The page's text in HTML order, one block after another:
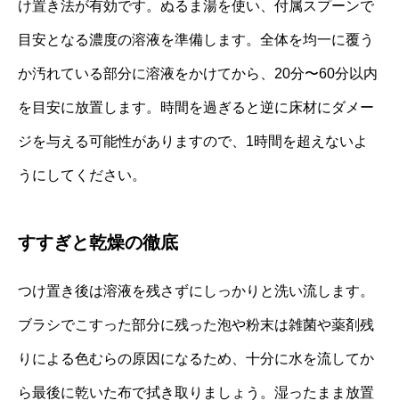
け置き法が有効です。ぬるま湯を使い、付属スプーンで
目安となる濃度の溶液を準備します。全体を均一に覆う
か汚れている部分に溶液をかけてから、20分〜60分以内
を目安に放置します。時間を過ぎると逆に床材にダメー
ジを与える可能性がありますので、1時間を超えないよ
うにしてください。
すすぎと乾燥の徹底
つけ置き後は溶液を残さずにしっかりと洗い流します。
ブラシでこすった部分に残った泡や粉末は雑菌や薬剤残
りによる色むらの原因になるため、十分に水を流してか
ら最後に乾いた布で拭き取りましょう。湿ったまま放置